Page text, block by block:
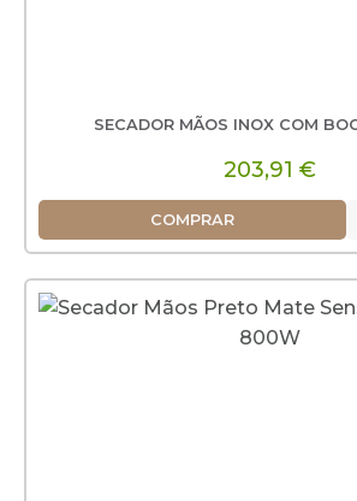
SECADOR MÃOS INOX COM
203,91 €
COMPRAR